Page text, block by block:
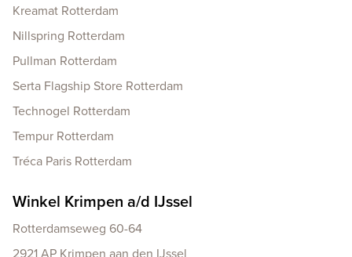
Kreamat Rotterdam
Nillspring Rotterdam
Pullman Rotterdam
Serta Flagship Store Rotterdam
Technogel Rotterdam
Tempur Rotterdam
Tréca Paris Rotterdam
Winkel Krimpen a/d IJssel
Rotterdamseweg 60-64